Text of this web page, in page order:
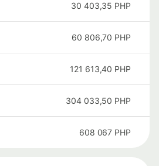
30 403,35 PHP
60 806,70 PHP
121 613,40 PHP
304 033,50 PHP
608 067 PHP